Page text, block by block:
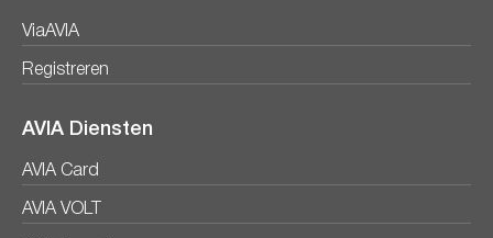
ViaAVIA
Registreren
AVIA Diensten
AVIA Card
AVIA VOLT